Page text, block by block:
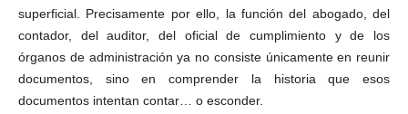
superficial. Precisamente por ello, la función del abogado, del
contador, del auditor, del oficial de cumplimiento y de los
órganos de administración ya no consiste únicamente en reunir
documentos, sino en comprender la historia que esos
documentos intentan contar… o esconder.